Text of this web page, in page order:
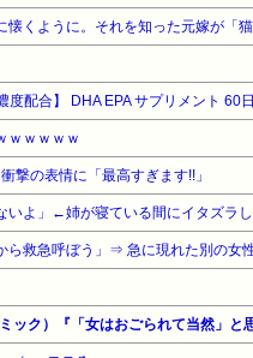
ｗｗｗｗｗ
撃の表情に「最高すぎます!!」